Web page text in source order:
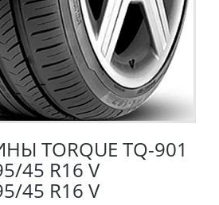
TORQUE TQ-901
45 R16 V
45 R16 V